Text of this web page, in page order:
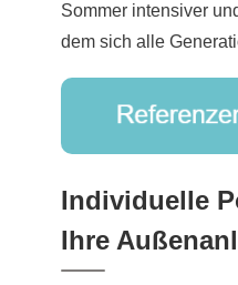
Sommer intensiver
dem sich alle
Individuelle
Ihre